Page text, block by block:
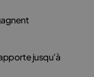
jusqu’à